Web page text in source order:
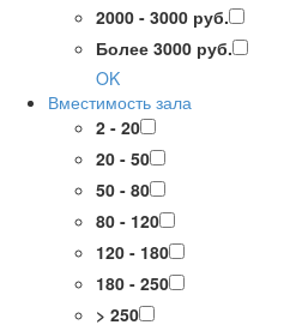
2000 - 3000 руб.
Более 3000 руб.
OK
Вместимость зала
2 - 20
20 - 50
50 - 80
80 - 120
120 - 180
180 - 250
> 250